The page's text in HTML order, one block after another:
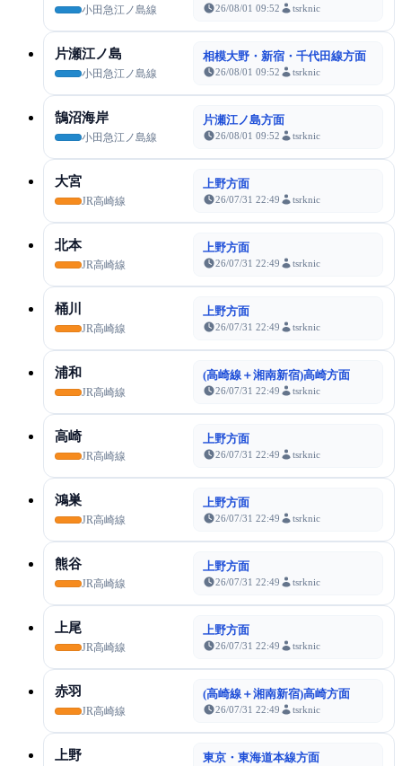
小田急江ノ島線 26/08/01 09:52 tsrknic
片瀬江ノ島
小田急江ノ島線
相模大野・新宿・千代田線方面
26/08/01 09:52 tsrknic
鵠沼海岸
小田急江ノ島線
片瀬江ノ島方面
26/08/01 09:52 tsrknic
大宮
JR高崎線
上野方面
26/07/31 22:49 tsrknic
北本
JR高崎線
上野方面
26/07/31 22:49 tsrknic
桶川
JR高崎線
上野方面
26/07/31 22:49 tsrknic
浦和
JR高崎線
(高崎線＋湘南新宿)高崎方面
26/07/31 22:49 tsrknic
高崎
JR高崎線
上野方面
26/07/31 22:49 tsrknic
鴻巣
JR高崎線
上野方面
26/07/31 22:49 tsrknic
熊谷
JR高崎線
上野方面
26/07/31 22:49 tsrknic
上尾
JR高崎線
上野方面
26/07/31 22:49 tsrknic
赤羽
JR高崎線
(高崎線＋湘南新宿)高崎方面
26/07/31 22:49 tsrknic
上野 東京・東海道本線方面